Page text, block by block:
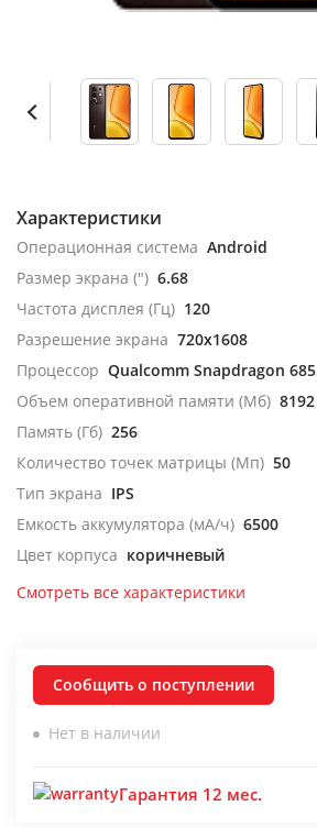
Характеристики
Операционная система Android
Размер экрана (") 6.68
Частота дисплея (Гц) 120
Разрешение экрана 720x1608
Процессор Qualcomm Snapdragon 685
Объем оперативной памяти (Мб) 8192
Память (Гб) 256
Количество точек матрицы (Мп) 50
Тип экрана IPS
Емкость аккумулятора (мА/ч) 6500
Цвет корпуса коричневый
Смотреть все характеристики
Сообщить о поступлении
Нет в наличии
Гарантия 12 мес.